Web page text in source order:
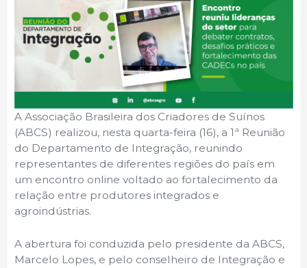
A Associação Brasileira dos Criadores de Suínos
(ABCS) realizou, nesta quarta-feira (16), a 1ª Reunião
do Departamento de Integração, reunindo
representantes de diferentes regiões do país em
um encontro online voltado ao fortalecimento da
relação entre produtores integrados e
agroindústrias.
A abertura foi conduzida pelo presidente da ABCS,
Marcelo Lopes, e pelo conselheiro de Integração e